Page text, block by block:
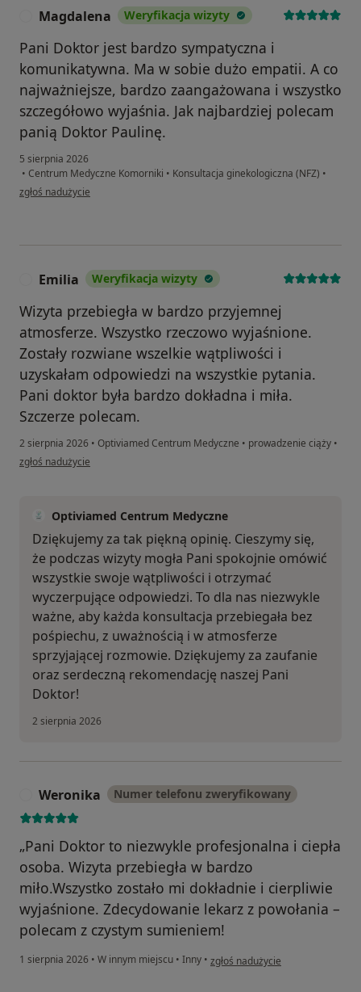
Magdalena Weryfikacja wizyty
Pani Doktor jest bardzo sympatyczna i
komunikatywna. Ma w sobie dużo empatii. A co
najważniejsze, bardzo zaangażowana i wszystko
szczegółowo wyjaśnia. Jak najbardziej polecam
panią Doktor Paulinę.
5 sierpnia 2026
• Centrum Medyczne Komorniki • Konsultacja ginekologiczna (NFZ) •
w opinii użytkownika Magdalena
zgłoś nadużycie
Emilia Weryfikacja wizyty
Wizyta przebiegła w bardzo przyjemnej
atmosferze. Wszystko rzeczowo wyjaśnione.
Zostały rozwiane wszelkie wątpliwości i
uzyskałam odpowiedzi na wszystkie pytania.
Pani doktor była bardzo dokładna i miła.
Szczerze polecam.
2 sierpnia 2026 • Optiviamed Centrum Medyczne • prowadzenie ciąży •
w opinii użytkownika Emilia
zgłoś nadużycie
Optiviamed Centrum Medyczne
Dziękujemy za tak piękną opinię. Cieszymy się,
że podczas wizyty mogła Pani spokojnie omówić
wszystkie swoje wątpliwości i otrzymać
wyczerpujące odpowiedzi. To dla nas niezwykle
ważne, aby każda konsultacja przebiegała bez
pośpiechu, z uważnością i w atmosferze
sprzyjającej rozmowie. Dziękujemy za zaufanie
oraz serdeczną rekomendację naszej Pani
Doktor!
2 sierpnia 2026
Weronika Numer telefonu zweryfikowany
​„Pani Doktor to niezwykle profesjonalna i ciepła
osoba. Wizyta przebiegła w bardzo
miło.Wszystko zostało mi dokładnie i cierpliwie
wyjaśnione. Zdecydowanie lekarz z powołania –
polecam z czystym sumieniem!
1 sierpnia 2026 • W innym miejscu • Inny • w opinii użytkownika Weronika
zgłoś nadużycie